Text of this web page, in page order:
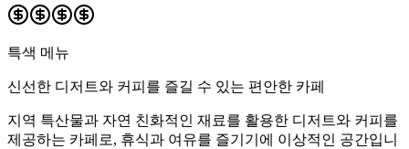
특색 메뉴
신선한 디저트와 커피를 즐길 수 있는 편안한 카페
지역 특산물과 자연 친화적인 재료를 활용한 디저트와 커피를
제공하는 카페로, 휴식과 여유를 즐기기에 이상적인 공간입니